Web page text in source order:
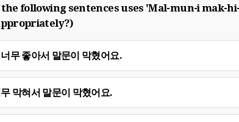
following sentences uses 'Mal-mun-i mak-hi-
무 좋아서 말문이 막혔어요.
막혀서 말문이 막혔어요.